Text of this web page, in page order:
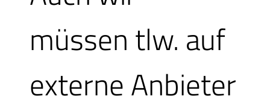
Sunshine
müssen tlw. auf
externe Anbieter